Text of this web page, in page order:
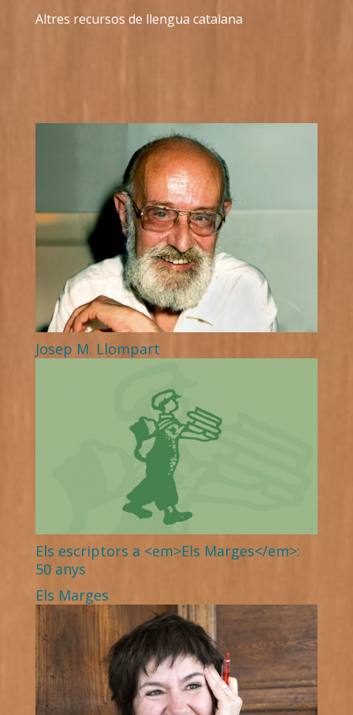
Altres recursos de llengua catalana
Josep M. Llompart
Els escriptors a <em>Els Marges</em>:
50 anys
Els Marges